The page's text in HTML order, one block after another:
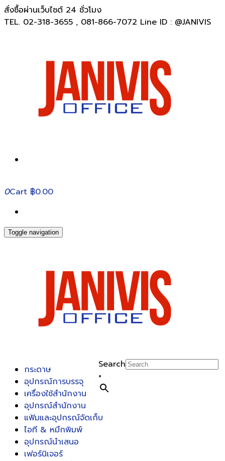
สั่งซื้อผ่านเว็บไซต์ 24 ชั่วโมง
TEL. 02-318-3655 , 081-866-7072 Line ID : @JANIVIS
0Cart ฿0.00
Toggle navigation
Search
×
กระดาษ
อุปกรณ์การบรรจุ
เครื่องใช้สำนักงาน
อุปกรณ์สำนักงาน
แฟ้มและอุปกรณ์จัดเก็บ
ไอที & หมึกพิมพ์
อุปกรณ์นำเสนอ
เฟอร์นิเจอร์